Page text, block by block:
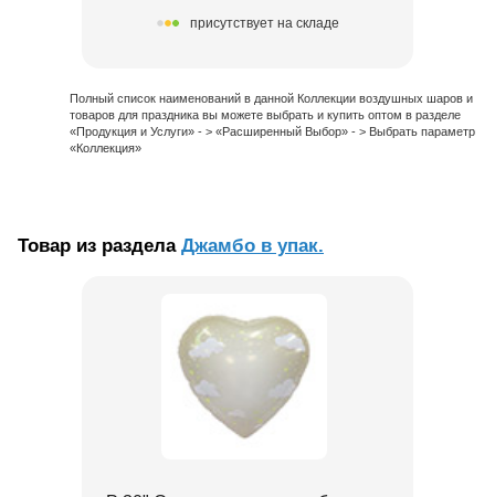
присутствует на складе
Полный список наименований в данной Коллекции воздушных шаров и
товаров для праздника вы можете выбрать и купить оптом в разделе
«Продукция и Услуги» - > «Расширенный Выбор» - > Выбрать параметр
«Коллекция»
Товар из раздела Джамбо в упак.